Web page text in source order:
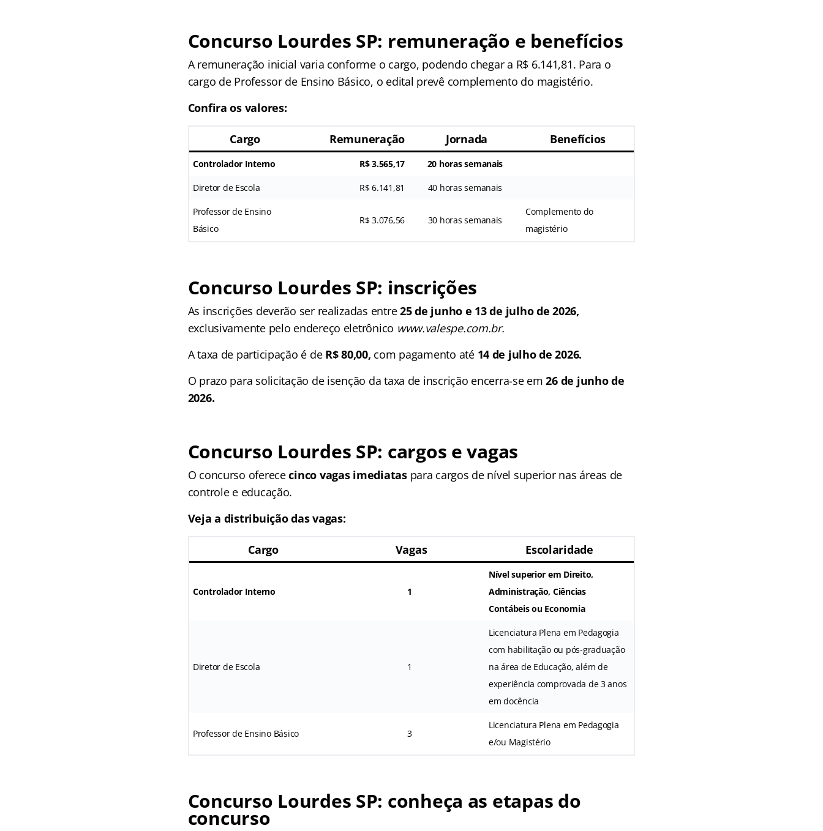
Concurso Lourdes SP: remuneração e benefícios
A remuneração inicial varia conforme o cargo, podendo chegar a R$ 6.141,81. Para o
cargo de Professor de Ensino Básico, o edital prevê complemento do magistério.
Confira os valores:
Cargo Remuneração Jornada Benefícios
Controlador Interno R$ 3.565,17 20 horas semanais
Diretor de Escola R$ 6.141,81 40 horas semanais
Professor de Ensino
Básico
R$ 3.076,56 30 horas semanais
Complemento do
magistério
Concurso Lourdes SP: inscrições
As inscrições deverão ser realizadas entre25 de junho e 13 de julho de 2026,
exclusivamente pelo endereço eletrônico www.valespe.com.br.
A taxa de participação é de R$ 80,00, com pagamento até 14 de julho de 2026.
O prazo para solicitação de isenção da taxa de inscrição encerra-se em 26 de junho de
2026.
Concurso Lourdes SP: cargos e vagas
O concurso oferececinco vagas imediataspara cargos de nível superior nas áreas de
controle e educação.
Veja a distribuição das vagas:
Cargo Vagas Escolaridade
Controlador Interno 1
Nível superior em Direito,
Administração, Ciências
Contábeis ou Economia
Diretor de Escola 1
Licenciatura Plena em Pedagogia
com habilitação ou pós-graduação
na área de Educação, além de
experiência comprovada de 3 anos
em docência
Professor de Ensino Básico 3
Licenciatura Plena em Pedagogia
e/ou Magistério
Concurso Lourdes SP: conheça as etapas do
concurso